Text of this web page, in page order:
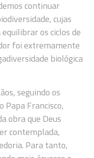
continuar
cujas
os ciclos de
foi extremamente
biológica
seguindo os
Papa Francisco,
obra que Deus
contemplada,
Para tanto,